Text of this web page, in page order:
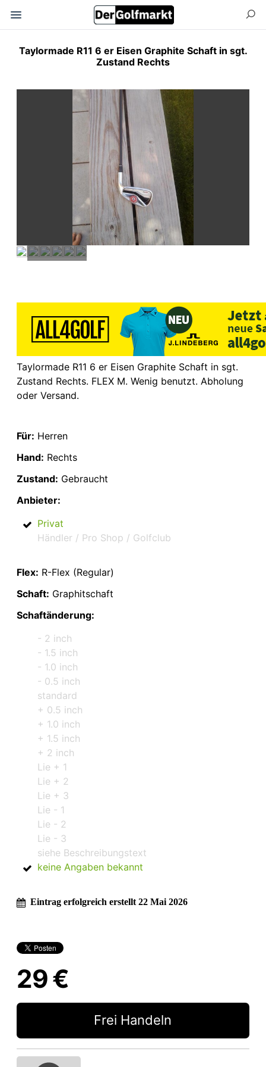
Taylormade R11 6 er Eisen Graphite Schaft in sgt.
Zustand Rechts
Taylormade R11 6 er Eisen Graphite Schaft in sgt.
Zustand Rechts. FLEX M. Wenig benutzt. Abholung
oder Versand.
Für: Herren
Hand: Rechts
Zustand: Gebraucht
Anbieter:
Privat
Händler / Pro Shop / Golfclub
Flex: R-Flex (Regular)
Schaft: Graphitschaft
Schaftänderung:
- 2 inch
- 1.5 inch
- 1.0 inch
- 0.5 inch
standard
+ 0.5 inch
+ 1.0 inch
+ 1.5 inch
+ 2 inch
Lie + 1
Lie + 2
Lie + 3
Lie - 1
Lie - 2
Lie - 3
siehe Beschreibungstext
keine Angaben bekannt
Eintrag erfolgreich erstellt 22 Mai 2026
29 €
Frei Handeln